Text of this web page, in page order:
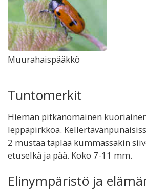
Muurahaispääkkö
Tuntomerkit
Hieman pitkänomainen
leppäpirkkoa.
2 mustaa täplää kummassakin
etuselkä ja pää. Koko 7-11 mm.
Elinympäristö ja